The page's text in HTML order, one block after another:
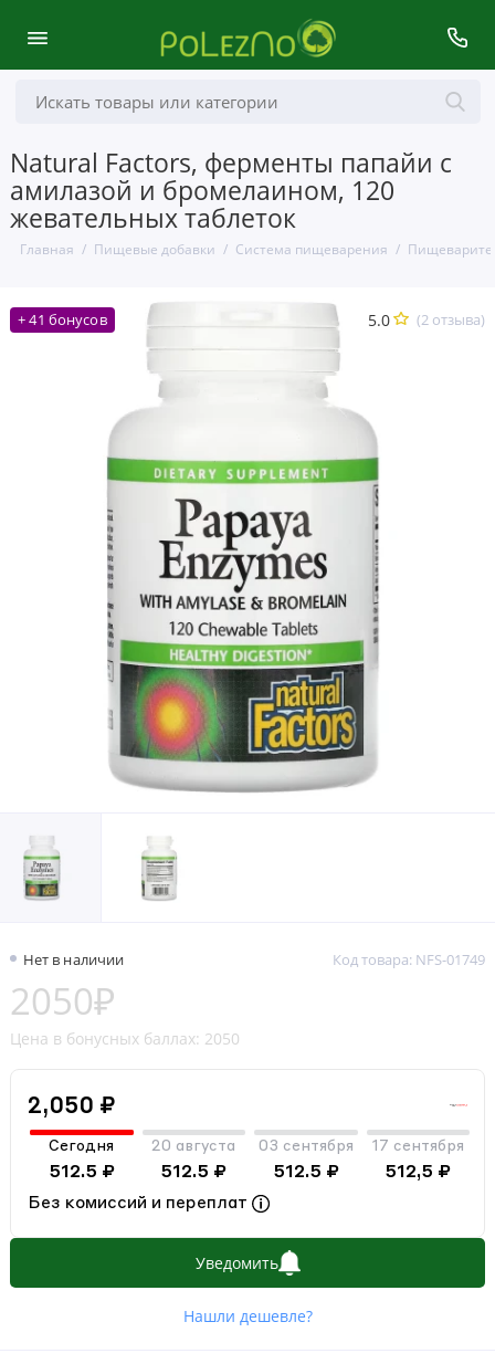
Natural Factors, ферменты папайи с
амилазой и бромелаином, 120
жевательных таблеток
Главная Пищевые добавки Система пищеварения
+ 41 бонусов 5.0 (2 отзыва)
Нет в наличии Код товара: NFS-01749
2050₽
Цена в бонусных баллах: 2050
2,050 ₽
Сегодня
512.5 ₽
20 августа
512.5 ₽
03 сентября
512.5 ₽
17 сентября
512,5 ₽
Без комиссий и переплат
Уведомить
Нашли дешевле?